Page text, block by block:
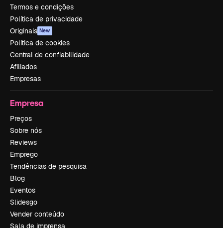
Termos e condições
Política de privacidade
Originais New
Política de cookies
Central de confiabilidade
Afiliados
Empresas
Empresa
Preços
Sobre nós
Reviews
Emprego
Tendências de pesquisa
Blog
Eventos
Slidesgo
Vender conteúdo
Sala de imprensa